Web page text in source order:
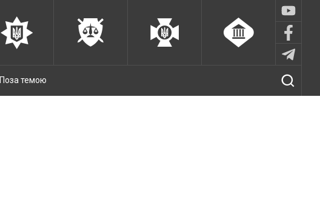
Поза темою